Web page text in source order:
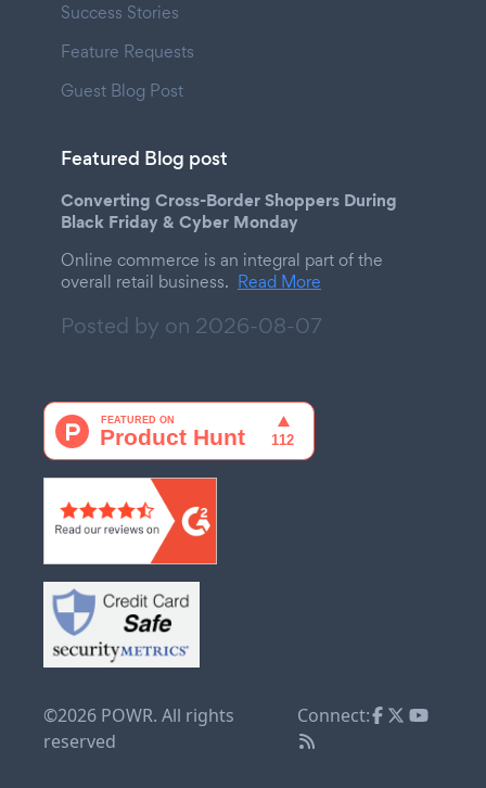
Success Stories
Feature Requests
Guest Blog Post
Featured Blog post
Converting Cross-Border Shoppers During
Black Friday & Cyber Monday
Online commerce is an integral part of the
overall retail business. Read More
Posted by on 2026-08-07
©2026 POWR. All rights
reserved
Connect: